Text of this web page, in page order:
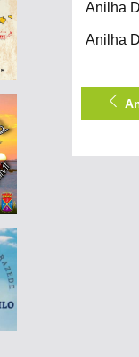
Anilha
Anilha